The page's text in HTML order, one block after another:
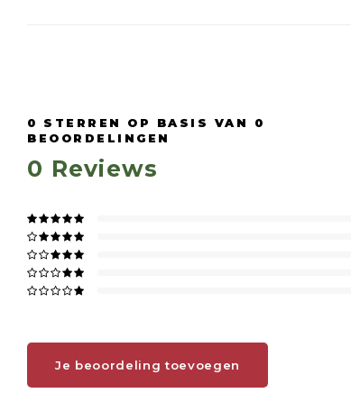
0 STERREN OP BASIS VAN 0
BEOORDELINGEN
0 Reviews
Je beoordeling toevoegen